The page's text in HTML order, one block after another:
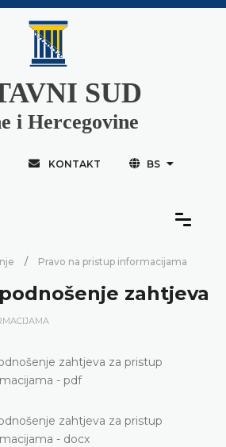
SUD
i Hercegovine
KONTAKT BS
Pravo na pristup informacijama
zahtjeva
zahtjeva za pristup
- pdf
zahtjeva za pristup
- docx